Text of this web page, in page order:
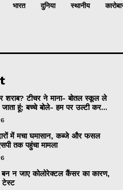
भारत दुनिया स्थानीय
शराब? टीचर ने माना- बोतल स्कूल ले
हूं; बच्चे बोले- हम पर उल्टी कर...
में मचा घमासान, कब्जे और फसल
तक पहुंचा मामला
न जाए कोलोरेक्टल कैंसर का कारण,
टेस्ट